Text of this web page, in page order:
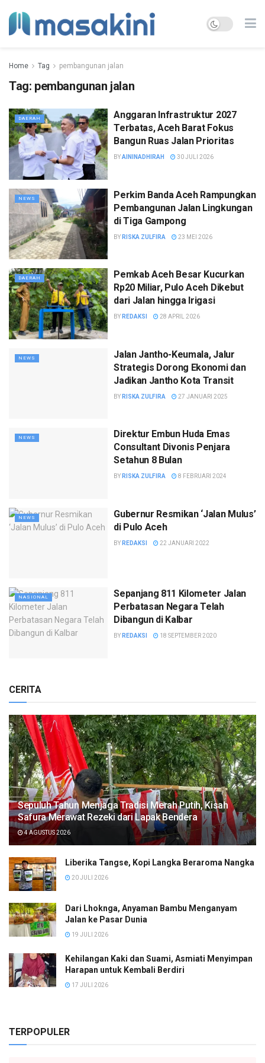
Home Tag pembangunan jalan
Tag: pembangunan jalan
DAERAH
Anggaran Infrastruktur 2027
Terbatas, Aceh Barat Fokus
Bangun Ruas Jalan Prioritas
BYAININADHIRAH 30 JULI 2026
NEWS
Perkim Banda Aceh Rampungkan
Pembangunan Jalan Lingkungan
di Tiga Gampong
BY RISKA ZULFIRA 23 MEI 2026
DAERAH
Pemkab Aceh Besar Kucurkan
Rp20 Miliar, Pulo Aceh Dikebut
dari Jalan hingga Irigasi
BY REDAKSI 28 APRIL 2026
NEWS
Jalan Jantho-Keumala, Jalur
Strategis Dorong Ekonomi dan
Jadikan Jantho Kota Transit
BY RISKA ZULFIRA 27 JANUARI 2025
NEWS
Direktur Embun Huda Emas
Consultant Divonis Penjara
Setahun 8 Bulan
BY RISKA ZULFIRA 8 FEBRUARI 2024
NEWS
Gubernur Resmikan ‘Jalan Mulus’
di Pulo Aceh
BY REDAKSI 22 JANUARI 2022
NASIONAL
Sepanjang 811 Kilometer Jalan
Perbatasan Negara Telah
Dibangun di Kalbar
BY REDAKSI 18 SEPTEMBER 2020
CERITA
Sepuluh Tahun Menjaga Tradisi Merah Putih, Kisah
Safura Merawat Rezeki dari Lapak Bendera
4 AGUSTUS 2026
Liberika Tangse, Kopi Langka Beraroma Nangka
20 JULI 2026
Dari Lhoknga, Anyaman Bambu Menganyam
Jalan ke Pasar Dunia
19 JULI 2026
Kehilangan Kaki dan Suami, Asmiati Menyimpan
Harapan untuk Kembali Berdiri
17 JULI 2026
TERPOPULER